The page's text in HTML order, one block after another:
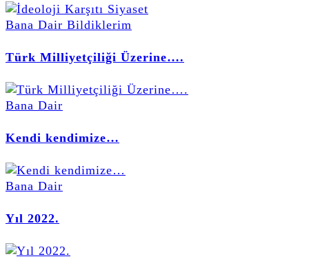
Bana Dair Bildiklerim
Türk Milliyetçiliği Üzerine….
Bana Dair
Kendi kendimize…
Bana Dair
Yıl 2022.